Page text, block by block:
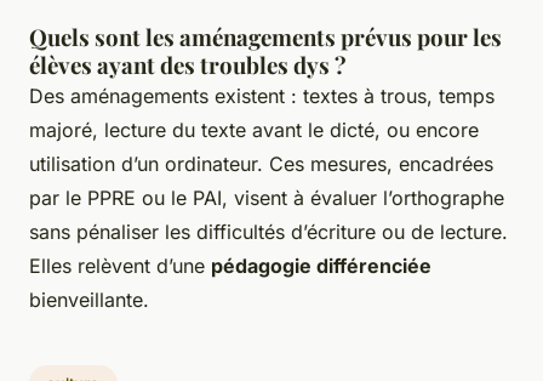
Quels sont les aménagements prévus pour les
élèves ayant des troubles dys ?
Des aménagements existent : textes à trous, temps
majoré, lecture du texte avant le dicté, ou encore
utilisation d’un ordinateur. Ces mesures, encadrées
par le PPRE ou le PAI, visent à évaluer l’orthographe
sans pénaliser les difficultés d’écriture ou de lecture.
Elles relèvent d’une pédagogie différenciée
bienveillante.